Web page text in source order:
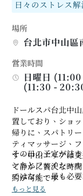
日々のストレス解
場所
台北市中山區
営業時間
日曜日
(11:30 -
ドールスパ台北中
置しており、ショ
帰りに、スパトリ
ティマッサージ、
す。中山エリアは
て静かに贅沢な時
約が可能です。
その日の予定が詰
ントとフェイシャ
ではなく、最も必
イシャルの場合は
もっと見る